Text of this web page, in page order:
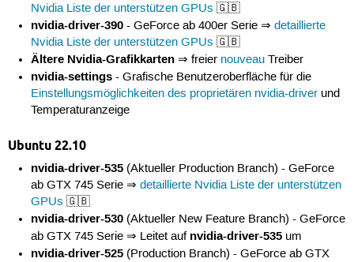
Nvidia Liste der unterstützen GPUs 🇬🇧
nvidia-driver-390 - GeForce ab 400er Serie ⇒detaillierte
Nvidia Liste der unterstützen GPUs 🇬🇧
Ältere Nvidia-Grafikkarten ⇒ freier nouveau Treiber
nvidia-settings - Grafische Benutzeroberfläche für die
Einstellungsmöglichkeiten des proprietären nvidia-driver und
Temperaturanzeige
Ubuntu 22.10
nvidia-driver-535 (Aktueller Production Branch) - GeForce
ab GTX 745 Serie ⇒detaillierte Nvidia Liste der unterstützen
GPUs 🇬🇧
nvidia-driver-530 (Aktueller New Feature Branch) - GeForce
ab GTX 745 Serie ⇒ Leitet auf nvidia-driver-535 um
nvidia-driver-525 (Production Branch) - GeForce ab GTX